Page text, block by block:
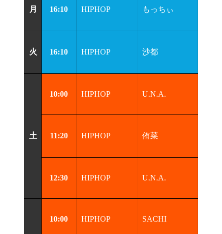
月 16:10 HIPHOP もっちぃ
火 16:10 HIPHOP 沙都
土
10:00 HIPHOP U.N.A.
11:20 HIPHOP 侑菜
12:30 HIPHOP U.N.A.
10:00 HIPHOP SACHI